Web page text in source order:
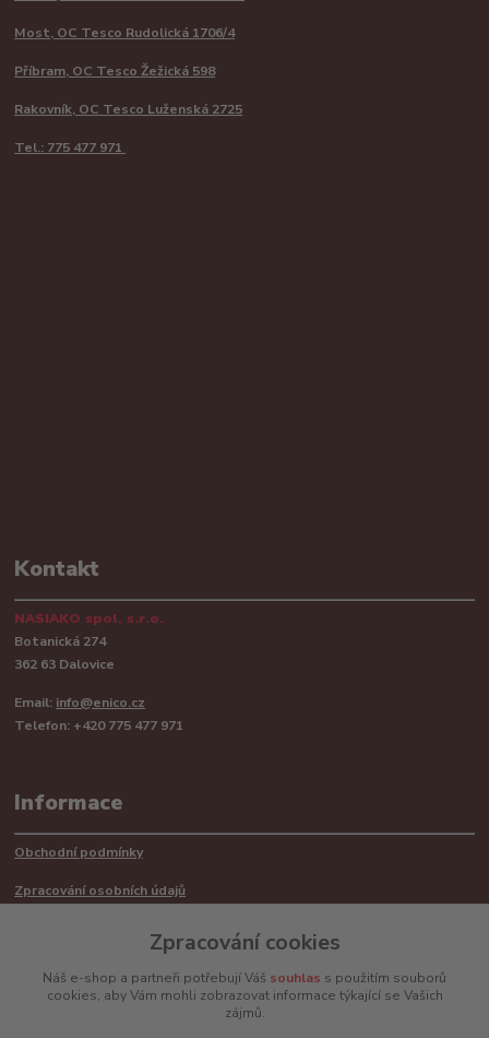
Most, OC Tesco Rudolická 1706/4
Příbram, OC Tesco Žežická 598
Rakovník, OC Tesco Luženská 2725
Tel.: 775 477 971
Kontakt
NASIAKO spol. s.r.o.
Botanická 274
362 63 Dalovice
Email: info@enico.cz
Telefon: +420 775 477 971
Informace
Obchodní podmínky
Zpracování osobních údajů
Mimosoudní řešení sporů ADR
Zpracování cookies
Náš e-shop a partneři potřebují Váš souhlas s použitím souborů
cookies, aby Vám mohli zobrazovat informace týkající se Vašich
zájmů.